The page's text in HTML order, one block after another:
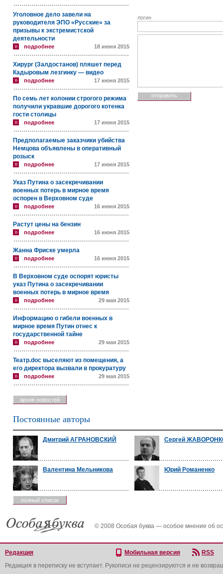
Уголовное дело завели на
руководителя ЭПО «Русские» за
призывы к экстремистской
деятельности
подробнее 18 июня 2015
Хирург (Залдостанов) пляшет перед
Кадыровым лезгинку — видео
подробнее 17 июня 2015
По семь лет колонии строгого режима
получили укравшие дорогого котенка
гости столицы
подробнее 17 июня 2015
Предполагаемые заказчики убийства
Немцова объявлены в оперативный
розыск
подробнее 17 июня 2015
Указ Путина о засекречивании
военных потерь в мирное время
оспорен в Верховном суде
подробнее 16 июня 2015
Растут цены на бензин
подробнее 16 июня 2015
Жанна Фриске умерла
подробнее 16 июня 2015
В Верховном суде оспорят юристы
указ Путина о засекречивании
военных потерь в мирное время
подробнее 29 мая 2015
Информацию о гибели военных в
мирное время Путин отнес к
государственной тайне
подробнее 29 мая 2015
Театр.doc выселяют из помещения, а
его директора вызвали в прокуратуру
подробнее 29 мая 2015
архив новостей
логин
Постоянные авторы
Дмитрий АГРАНОВСКИЙ Сергей
Валентина Мельникова Юрий Романенко
полный список
© 2008 Особая буква — особое мнение об
Редакция Мобильная версия
RSS
Редакция в переписку не вступает. Рукописи не рецензируются и не